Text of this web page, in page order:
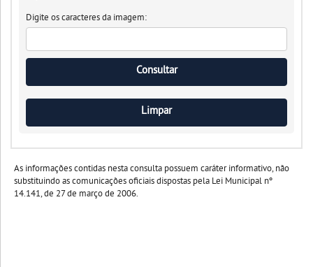
Digite os caracteres da imagem:
As informações contidas nesta consulta possuem caráter informativo, não
substituindo as comunicações oficiais dispostas pela Lei Municipal nº
14.141, de 27 de março de 2006.